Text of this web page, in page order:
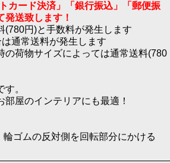
カード決済」「銀行振込」「郵便振
送致します！
円)と手数料が発生します
通常送料が発生します
荷物サイズによっては通常送料(780
。
屋のインテリアにも最適！
ゴムの反対側を回転部分にかける